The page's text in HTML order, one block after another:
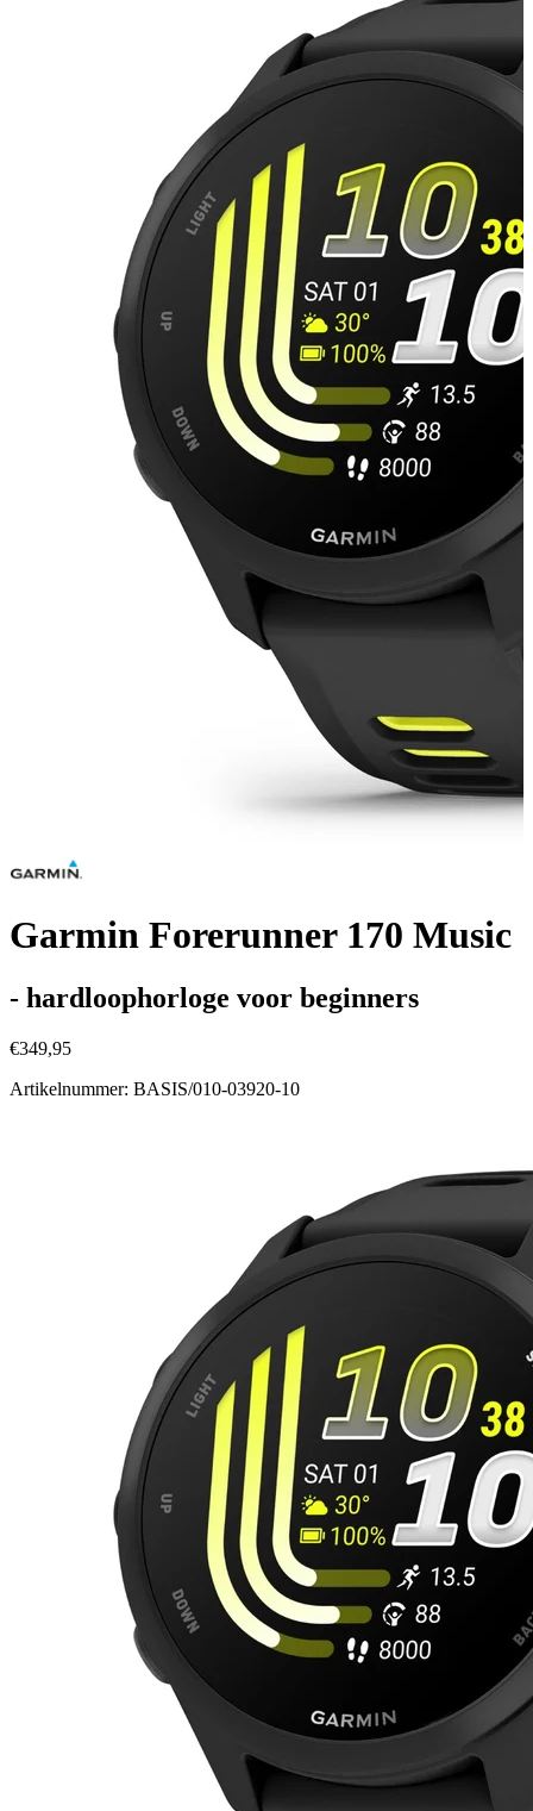
Garmin Forerunner 170 Music
- hardloophorloge voor beginners
€349,95
Artikelnummer: BASIS/010-03920-10